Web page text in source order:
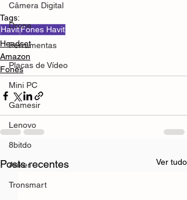
Câmera Digital
Drone
Ferramentas
Placas de Vídeo
Mini PC
Gamesir
Lenovo
8bitdo
Anker
Tronsmart
Tags:
HavitFones Havit
Headset
Amazon
Fones
Posts recentes Ver tudo